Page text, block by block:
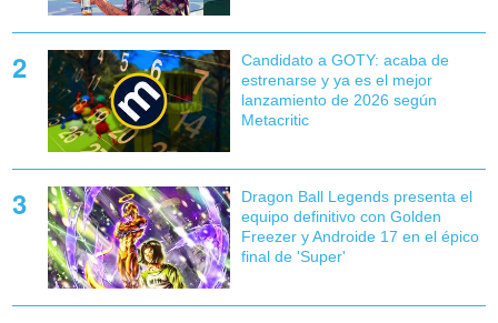
Candidato a GOTY: acaba de
estrenarse y ya es el mejor
lanzamiento de 2026 según
Metacritic
Dragon Ball Legends presenta el
equipo definitivo con Golden
Freezer y Androide 17 en el épico
final de 'Super'